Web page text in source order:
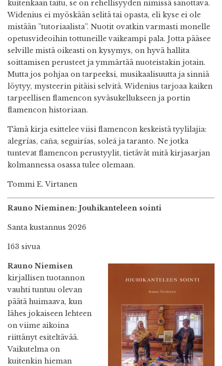
kuitenkaan taitu, se on rehellisyyden nimissä sanottava.
Widenius ei myöskään selitä tai opasta, eli kyse ei ole
mistään ”tutoriaalista”. Nuotit ovatkin varmasti monelle
opetusvideoihin tottuneille vaikeampi pala. Jotta pääsee
selville mistä oikeasti on kysymys, on hyvä hallita
soittamisen perusteet ja ymmärtää nuoteistakin jotain.
Mutta jos pohjaa on tarpeeksi, musikaalisuutta ja sinniä
löytyy, mysteerin pitäisi selvitä. Widenius tarjoaa kaiken
tarpeellisen flamencon syväsukellukseen ja portin
flamencon historiaan.
Tämä kirja esittelee viisi flamencon keskeistä tyylilajia:
alegrías, caña, seguirías, soleá ja taranto. Ne jotka
tuntevat flamencon perustyylit, tietävät mitä kirjasarjan
kolmannessa osassa tulee olemaan.
Tommi E. Virtanen
Rauno Nieminen: Jouhikanteleen sointi
Santa kustannus 2026
163 sivua
Rauno Niemisen
kirjallisen tuotannon
vauhti tuntuu olevan
päätä huimaava, kun
lähes jokaiseen lehteen
on viime aikoina
riittänyt esiteltävää.
Vaikutelma on
kuitenkin hieman